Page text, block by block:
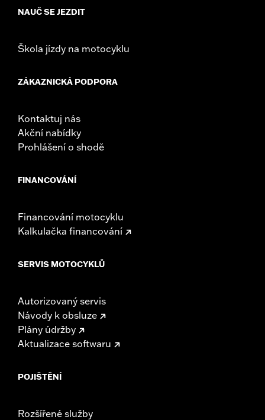
In the Box:Fan assembly, hardware, dash panel base, switches,
WARRANTY:,,,,,,,,,,,,,,,,,,,,,,,,,,,,,,,,,,,,,,,,,,,,,,,,,,
NAUČ SE JEZDIT
Škola jízdy na motocyklu
ZÁKAZNICKÁ PODPORA
Kontaktuj nás
Akční nabídky
Prohlášení o shodě
FINANCOVÁNÍ
Financování motocyklu
Kalkulačka financování
SERVIS MOTOCYKLŮ
Autorizovaný servis
Návody k obsluze
Plány údržby
Aktualizace softwaru
POJIŠTĚNÍ
Rozšířené služby